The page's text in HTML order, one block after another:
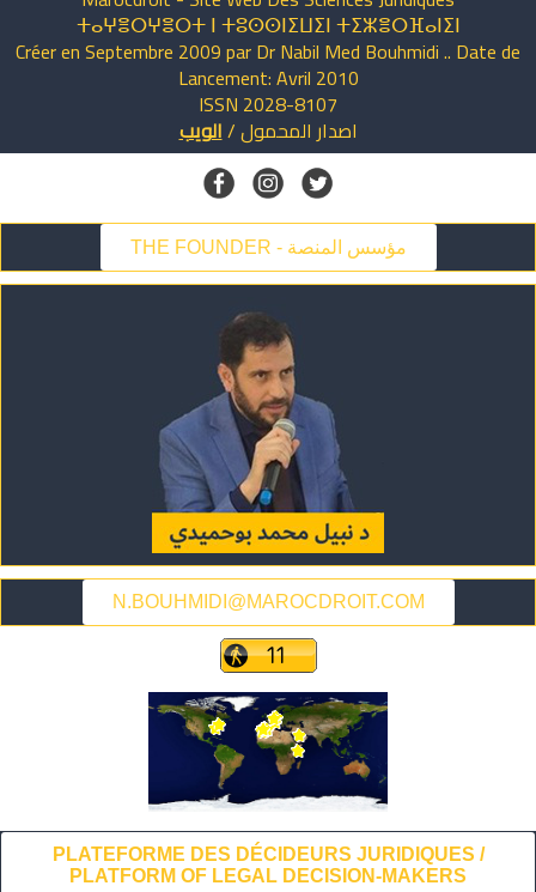
ⵜⴰⵖⴻⵔⵖⴻⵔⵜ ⵏ ⵜⵓⵙⵙⵏⵉⵡⵉⵏ ⵜⵉⵣⴻⵔⴼⴰⵏⵉⵏ
Créer en Septembre 2009 par Dr Nabil Med Bouhmidi .. Date de
Lancement: Avril 2010
ISSN 2028-8107
اصدار المحمول/الويب
THE FOUNDER - مؤسس المنصة
N.BOUHMIDI@MAROCDROIT.COM
PLATEFORME DES DÉCIDEURS JURIDIQUES /
PLATFORM OF LEGAL DECISION-MAKERS